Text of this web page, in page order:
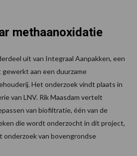
methaanoxidatie
uit van Integraal Aanpakken, een
aan een duurzame
Het onderzoek vindt plaats in
van LNV. Rik Maasdam vertelt
van biofiltratie, één van de
die wordt onderzocht in dit project,
onderzoek van bovengrondse